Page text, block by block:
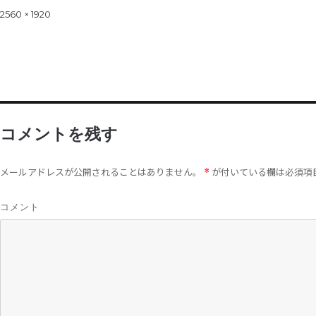
on
Full
2560 × 1920
コメントを残す
メールアドレスが公開されることはありません。 * が付いている欄は必須項
コメント